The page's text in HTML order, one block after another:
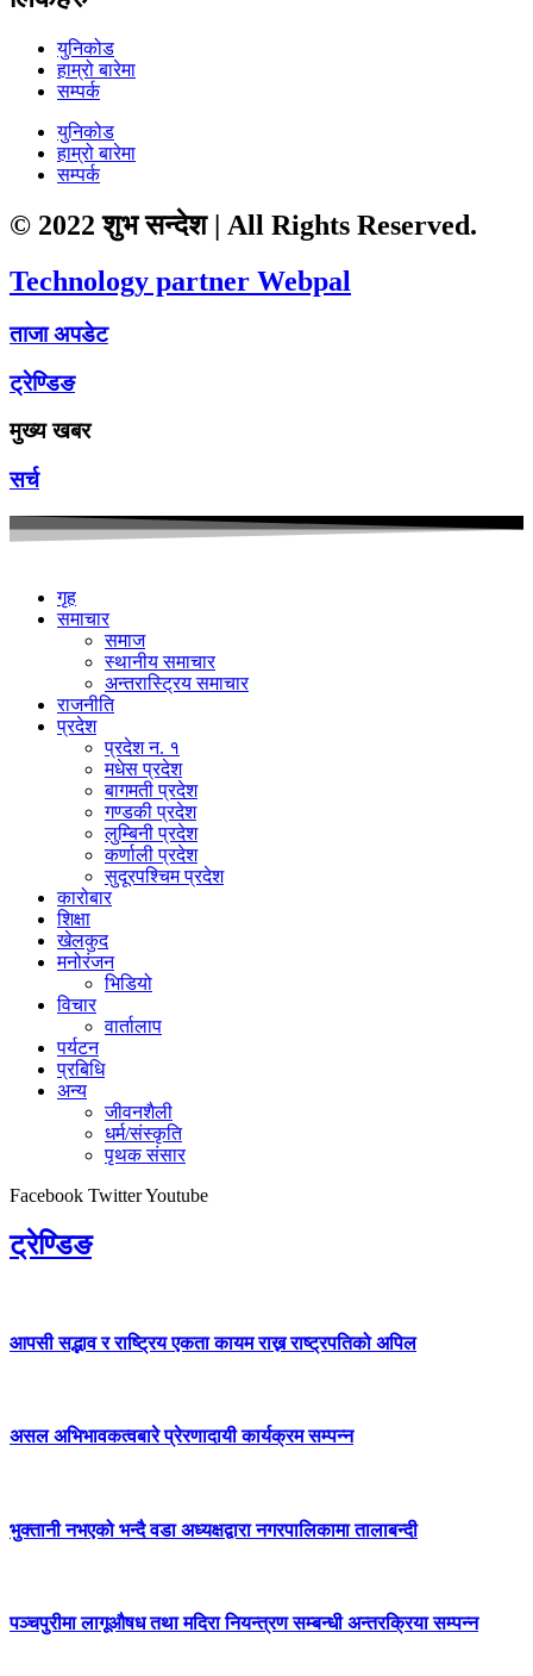
युनिकोड
हाम्रो बारेमा
सम्पर्क
युनिकोड
हाम्रो बारेमा
सम्पर्क
© 2022 शुभ सन्देश | All Rights Reserved.
Technology partner Webpal
ताजा अपडेट
ट्रेण्डिङ
मुख्य खबर
सर्च
गृह
समाचार
समाज
स्थानीय समाचार
अन्तरास्ट्रिय समाचार
राजनीति
प्रदेश
प्रदेश न. १
मधेस प्रदेश
बागमती प्रदेश
गण्डकी प्रदेश
लुम्बिनी प्रदेश
कर्णाली प्रदेश
सुदूरपश्चिम प्रदेश
कारोबार
शिक्षा
खेलकुद
मनोरंजन
भिडियो
विचार
वार्तालाप
पर्यटन
प्रबिधि
अन्य
जीवनशैली
धर्म/संस्कृति
पृथक संसार
Facebook TwitterYoutube
ट्रेण्डिङ
आपसी सद्भाव र राष्ट्रिय एकता कायम राख्न राष्ट्रपतिको अपिल
असल अभिभावकत्वबारे प्रेरणादायी कार्यक्रम सम्पन्न
भुक्तानी नभएको भन्दै वडा अध्यक्षद्वारा नगरपालिकामा तालाबन्दी
पञ्चपुरीमा लागूऔषध तथा मदिरा नियन्त्रण सम्बन्धी अन्तरक्रिया सम्पन्न